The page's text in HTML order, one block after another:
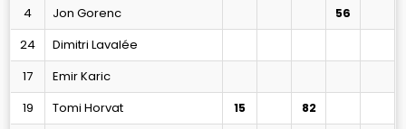
4
Jon Gorenc 56
24
Dimitri Lavalée
17
Emir Karic
19
Tomi Horvat 15 82